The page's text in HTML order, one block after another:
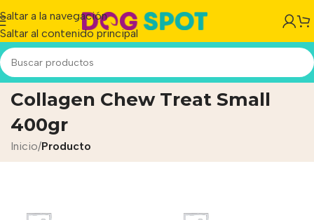
Saltar a la navegación
Saltar al contenido principal
Mon Ami Snack Palitos
Collagen Chew Treat Small
400gr
Inicio/Producto